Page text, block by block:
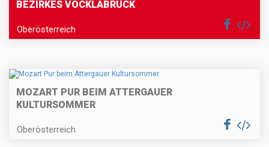
BEZIRKES VÖCKLABRUCK
Oberösterreich
MOZART PUR BEIM ATTERGAUER
KULTURSOMMER
Oberösterreich